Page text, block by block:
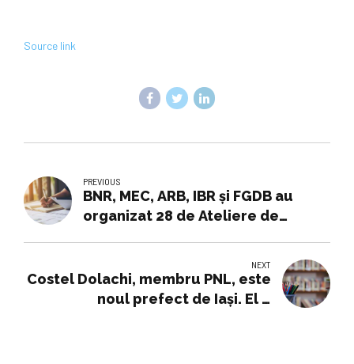
Source link
PREVIOUS
BNR, MEC, ARB, IBR și FGDB au
organizat 28 de Ateliere de
NEXT
Costel Dolachi, membru PNL, este
noul prefect de Iaşi. El o